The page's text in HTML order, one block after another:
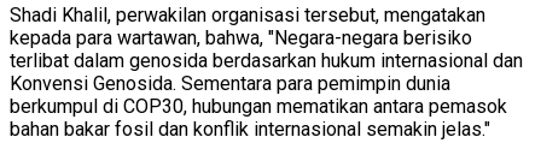
Shadi Khalil, perwakilan organisasi tersebut, mengatakan
kepada para wartawan, bahwa, "Negara-negara berisiko
terlibat dalam genosida berdasarkan hukum internasional dan
Konvensi Genosida. Sementara para pemimpin dunia
berkumpul di COP30, hubungan mematikan antara pemasok
bahan bakar fosil dan konflik internasional semakin jelas."